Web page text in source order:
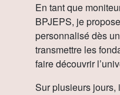
En tant que
BPJEPS, je
personnalisé dès
transmettre les
faire découvrir
Sur plusieurs jours,